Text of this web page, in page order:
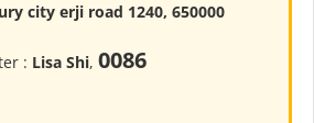
city erji road 1240, 650000
: Lisa Shi, 0086